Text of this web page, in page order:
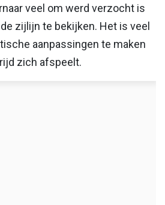
veel om werd verzocht is
zijlijn te bekijken. Het is veel
aanpassingen te maken
zich afspeelt.